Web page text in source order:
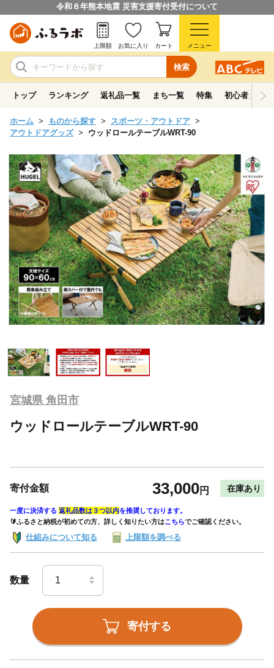
令和８年熊本地震 災害支援寄付受付について
検索
上限額 お気に入り カート メニュー
トップ ランキング 返礼品一覧 まち一覧 特集 初心者ガイド
ホーム ものから探す
スポーツ・アウトドア
アウトドアグッズ
ウッドロールテーブルWRT-90
宮城県 角田市
ウッドロールテーブルWRT-90
寄付金額 33,000円 在庫あり
一度に決済する 返礼品数は３つ以内を推奨しております。
🔰ふるさと納税が初めての方、詳しく知りたい方はこちらでご確認ください。
仕組みについて知る 上限額を調べる
数量
寄付する